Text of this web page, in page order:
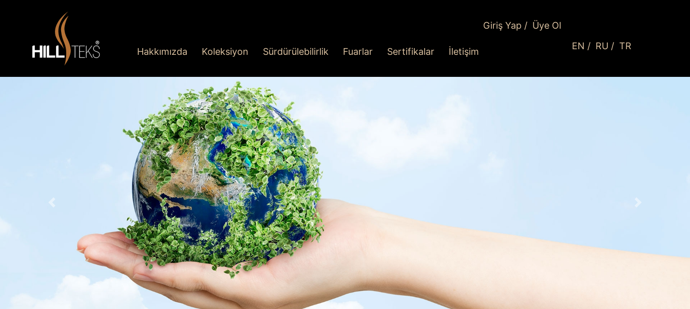
Hakkımızda Koleksiyon Sürdürülebilirlik Fuarlar Sertifikalar İletişim
Giriş Yap / Üye Ol
EN / RU / TR
İleri